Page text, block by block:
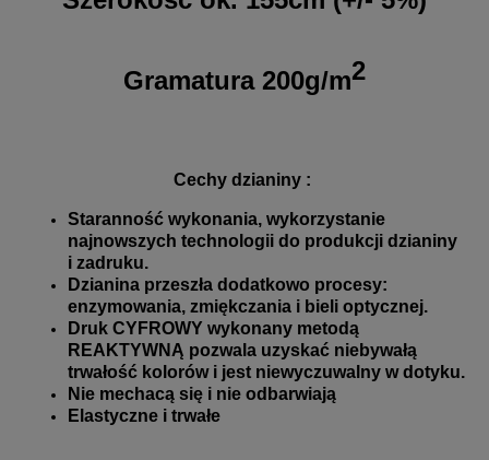
Gramatura 200g/m2
Cechy dzianiny :
Staranność wykonania, wykorzystanie
najnowszych technologii do produkcji dzianiny
i zadruku.
Dzianina przeszła dodatkowo procesy:
enzymowania, zmiękczania i bieli optycznej.
Druk CYFROWY wykonany metodą
REAKTYWNĄ pozwala uzyskać niebywałą
trwałość kolorów i jest niewyczuwalny w dotyku.
Nie mechacą się i nie odbarwiają
Elastyczne i trwałe